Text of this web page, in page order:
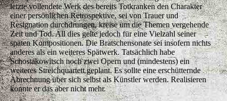
letzte vollendete Werk des bereits Totkranken den Charakter
einer persönlichen Retrospektive, sei von Trauer und
Resignation durchdrungen, kreise um die Themen vergehende
Zeit und Tod. All dies gelte jedoch für eine Vielzahl seiner
späten Kompositionen. Die Bratschensonate sei insofern nichts
anderes als ein weiteres Spätwerk. Tatsächlich habe
Schostakowitsch noch zwei Opern und (mindestens) ein
weiteres Streichquartett geplant. Es sollte eine erschütternde
Abrechnung über sich selbst als Künstler werden. Realisieren
konnte er das aber nicht mehr.